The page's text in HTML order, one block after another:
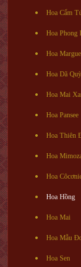
Hoa Cẩm
Hoa Phong
Hoa
Hoa Dã Quỳ
Hoa Mai
Hoa Pansee
Hoa Thiên
Hoa
Hoa
Hoa Hồng
Hoa Mai
Hoa Mẫu
Hoa Sen